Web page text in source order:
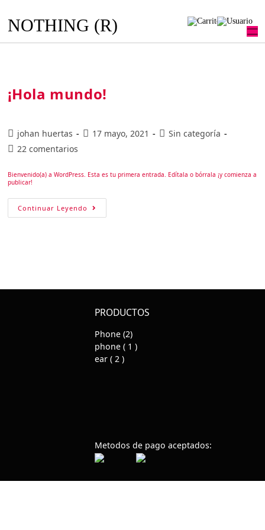
NOTHING (R)
¡Hola mundo!
johan huertas 17 mayo, 2021
Sin categoría
22 comentarios
Bienvenido(a) a WordPress. Esta es tu primera entrada. Edítala o bórrala ¡y comienza a
publicar!
Continuar Leyendo
PRODUCTOS
Phone (2)
phone ( 1 )
ear ( 2 )
Metodos de pago aceptados: